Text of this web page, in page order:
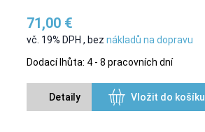
71,00 €
vč. 19% DPH , bez nákladů na dopravu
Dodací lhůta: 4 - 8 pracovních dní
Detaily Vložit do košíku